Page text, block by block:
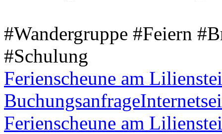
#Wandergruppe #Feiern
#Schulung
Ferienscheune am
Buchungsanfrage
Ferienscheune am